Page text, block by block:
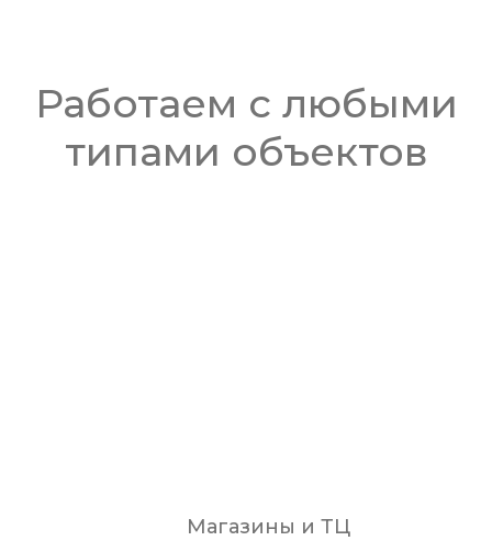
Работаем с любыми
типами объектов
Магазины и ТЦ